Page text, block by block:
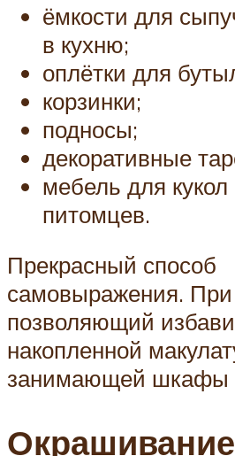
ёмкости для
в кухню;
оплётки для
корзинки;
подносы;
декоративные
мебель для
питомцев.
Прекрасный способ
самовыражения. При
позволяющий
накопленной
занимающей шкафы
Окрашивание